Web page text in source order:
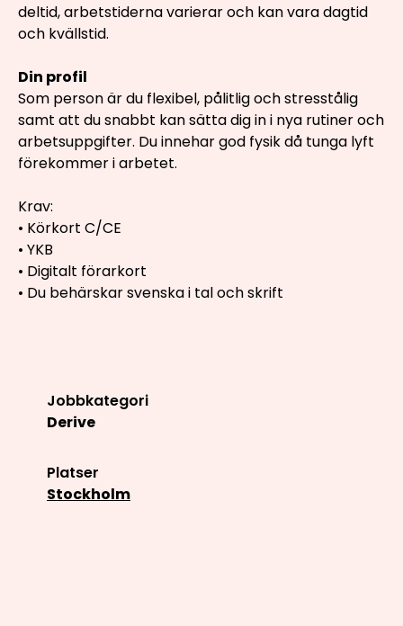
deltid, arbetstiderna varierar och kan vara dagtid
och kvällstid.
Din profil
Som person är du flexibel, pålitlig och stresstålig
samt att du snabbt kan sätta dig in i nya rutiner och
arbetsuppgifter. Du innehar god fysik då tunga lyft
förekommer i arbetet.
Krav:
• Körkort C/CE
• YKB
• Digitalt förarkort
• Du behärskar svenska i tal och skrift
Jobbkategori
Derive
Platser
Stockholm